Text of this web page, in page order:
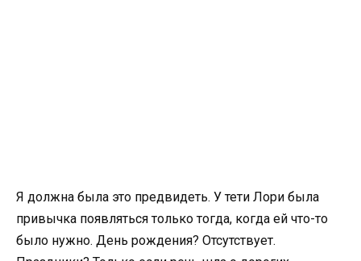
Я должна была это предвидеть. У тети Лори была
привычка появляться только тогда, когда ей что-то
было нужно. День рождения? Отсутствует.